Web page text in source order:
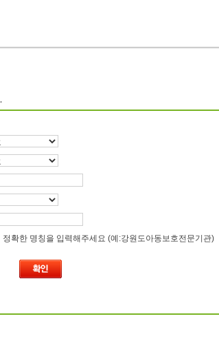
정확한 명칭을 입력해주세요 (예:강원도아동보호전문기관)